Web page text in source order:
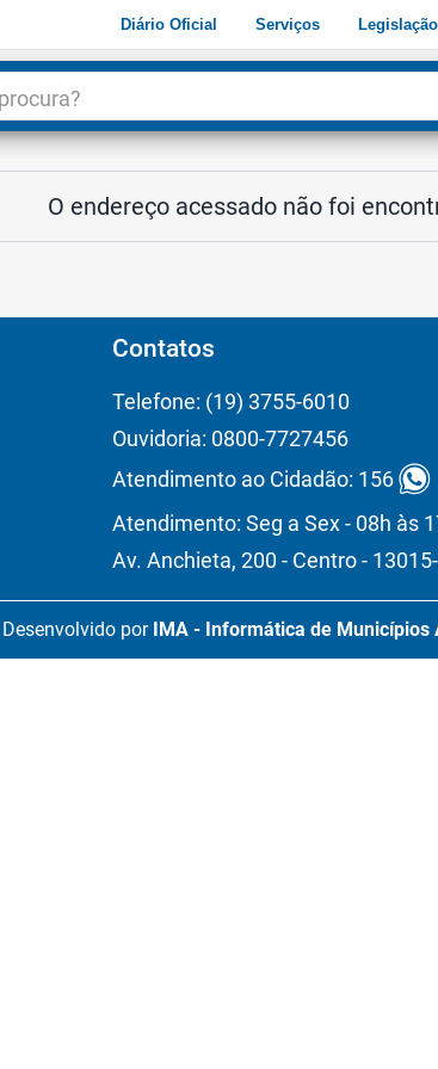
Diário Oficial Serviços Legislação
O endereço acessado não foi
Contatos
Telefone: (19) 3755-6010
Ouvidoria: 0800-7727456
Atendimento ao Cidadão: 156
Atendimento: Seg a Sex - 08h às
Av. Anchieta, 200 - Centro -
Desenvolvido por IMA - Informática de Municípios